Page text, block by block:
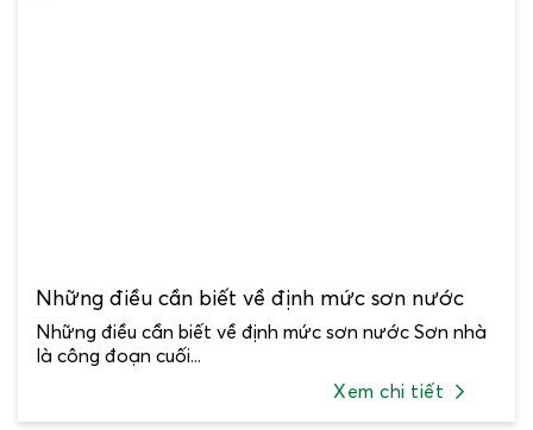
Những điều cần biết về định mức sơn nước
Những điều cần biết về định mức sơn nước Sơn nhà
là công đoạn cuối...
Xem chi tiết